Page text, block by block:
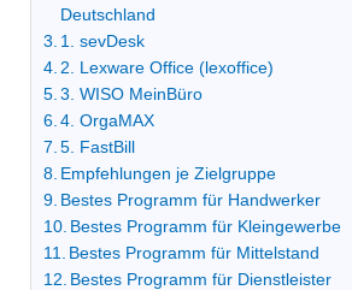
Deutschland
1. sevDesk
2. Lexware Office (lexoffice)
3. WISO MeinBüro
4. OrgaMAX
5. FastBill
Empfehlungen je Zielgruppe
Bestes Programm für Handwerker
Bestes Programm für Kleingewerbe
Bestes Programm für Mittelstand
Bestes Programm für Dienstleister